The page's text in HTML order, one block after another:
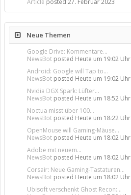
Article posted 27. Februar 2023
Neue Themen
Google Drive: Kommentare...
NewsBot posted Heute um 19:02 Uhr
Android: Google will Tap to...
NewsBot posted Heute um 19:02 Uhr
Nvidia DGX Spark: Lüfter...
NewsBot posted Heute um 18:52 Uhr
Noctua misst über 100...
NewsBot posted Heute um 18:22 Uhr
OpenMouse will Gaming-Mäuse...
NewsBot posted Heute um 18:02 Uhr
Adobe mit neuem...
NewsBot posted Heute um 18:02 Uhr
Corsair: Neue Gaming-Tastaturen...
NewsBot posted Heute um 18:02 Uhr
Ubisoft verschenkt Ghost Recon:...